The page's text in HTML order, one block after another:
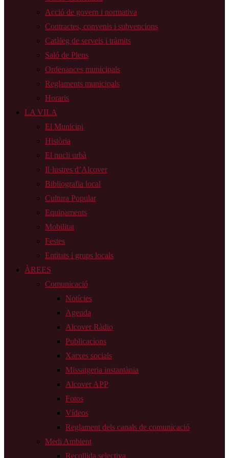
Acció de govern i normativa
Contractes, convenis i subvencions
Catàleg de serveis i tràmits
Saló de Plens
Ordenances municipals
Reglaments municipals
Horaris
LA VILA
El Municipi
Història
El nucli urbà
Il·lustres d’Alcover
Bibliografia local
Cultura Popular
Equipaments
Mobilitat
Festes
Entitats i grups locals
ÀREES
Comunicació
Notícies
Agenda
Alcover Ràdio
Publicacions
Xarxes socials
Missatgeria instantània
Alcover APP
Fotos
Vídeos
Reglament dels canals de comunicació
Medi Ambient
Recollida selectiva